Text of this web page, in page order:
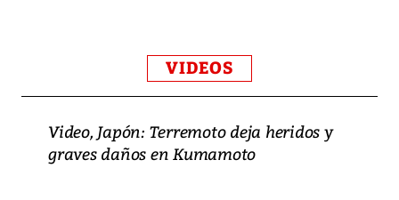
VIDEOS
Video, Japón: Terremoto deja heridos y
graves daños en Kumamoto